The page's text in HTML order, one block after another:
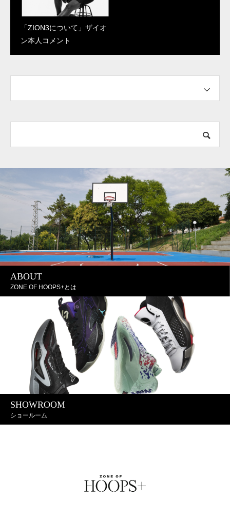
「ZION3について」ザイオ
ン本人コメント
「UNPRE ARS LOW 2 につ
いて」河村勇輝選手のコメ
ント
ABOUT
ZONE OF HOOPS+とは
SHOWROOM
ショールーム